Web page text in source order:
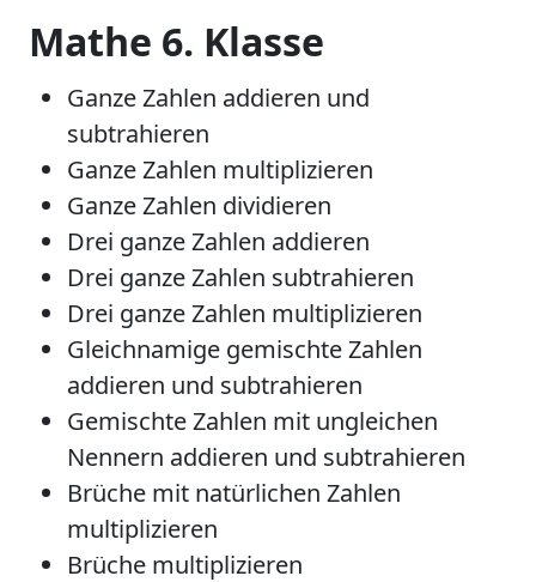
Mathe 6. Klasse
Ganze Zahlen addieren und
subtrahieren
Ganze Zahlen multiplizieren
Ganze Zahlen dividieren
Drei ganze Zahlen addieren
Drei ganze Zahlen subtrahieren
Drei ganze Zahlen multiplizieren
Gleichnamige gemischte Zahlen
addieren und subtrahieren
Gemischte Zahlen mit ungleichen
Nennern addieren und subtrahieren
Brüche mit natürlichen Zahlen
multiplizieren
Brüche multiplizieren